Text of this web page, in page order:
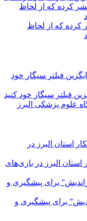
کرده که از لحاظ
فیلتر سیگار خود کنید
علوم پزشکی البرز
حضور ۷ ورزشکار استان البرز در بازی‌های
برای پیشگیری و